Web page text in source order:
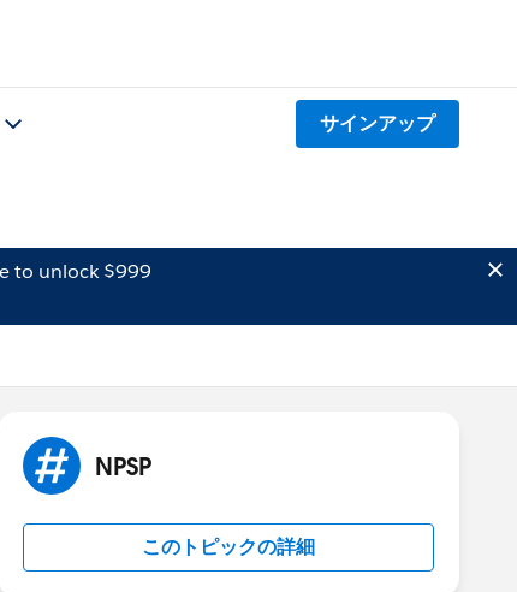
サインアップ
to unlock $999
NPSP
このトピックの詳細